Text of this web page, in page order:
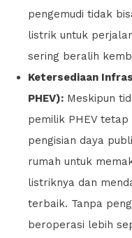
pengemudi tidak
listrik untuk
sering beralih
Ketersediaan
PHEV): Meskipun
pemilik PHEV
pengisian daya
rumah untuk
listriknya dan
terbaik. Tanpa
beroperasi lebih